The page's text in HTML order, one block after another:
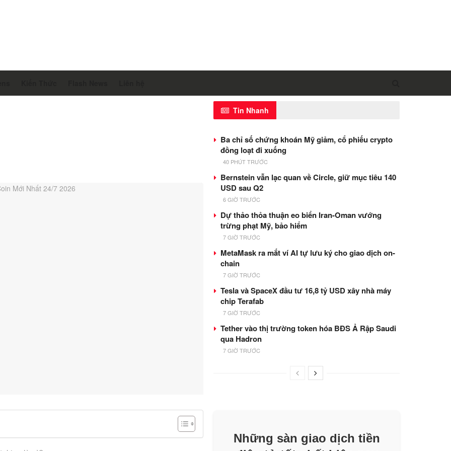
Tin Nhanh
Ba chỉ số chứng khoán Mỹ giảm, cổ phiếu crypto
đồng loạt đi xuống
40 PHÚT TRƯỚC
Bernstein vẫn lạc quan về Circle, giữ mục tiêu 140
USD sau Q2
6 GIỜ TRƯỚC
Dự thảo thỏa thuận eo biển Iran-Oman vướng
trừng phạt Mỹ, bảo hiểm
7 GIỜ TRƯỚC
MetaMask ra mắt ví AI tự lưu ký cho giao dịch on-
chain
7 GIỜ TRƯỚC
Tesla và SpaceX đầu tư 16,8 tỷ USD xây nhà máy
chip Terafab
7 GIỜ TRƯỚC
Tether vào thị trường token hóa BĐS Ả Rập Saudi
qua Hadron
7 GIỜ TRƯỚC
Những sàn giao dịch tiền